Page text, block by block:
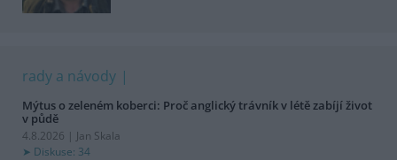
rady a návody
Mýtus o zeleném koberci: Proč anglický trávník v létě zabíjí život
v půdě
4.8.2026 | Jan Skala
Diskuse: 34